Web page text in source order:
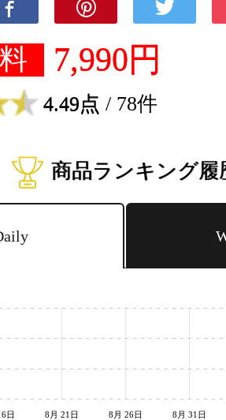
7,990円
4.49点 / 78件
商品ランキング履
日 8月 21日 8月 26日 8月 31日